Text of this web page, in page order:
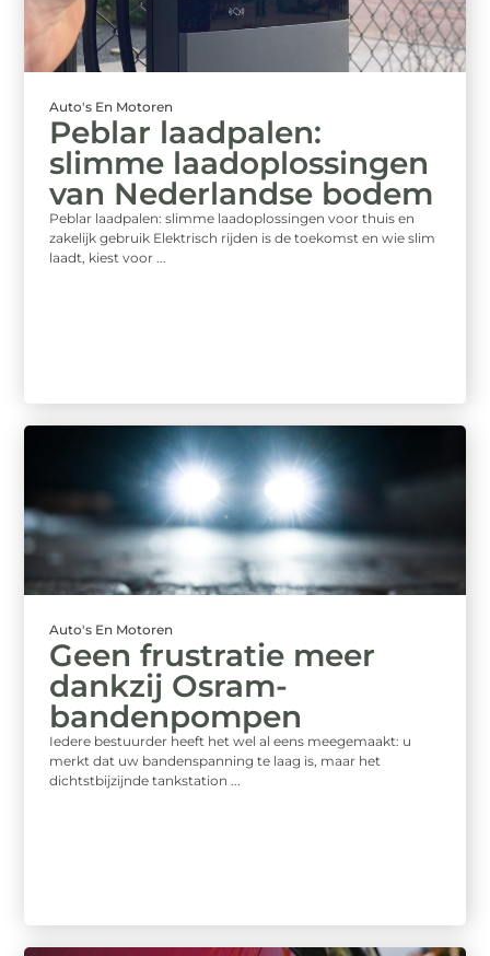
Auto's En Motoren
Peblar laadpalen:
slimme laadoplossingen
van Nederlandse bodem
Peblar laadpalen: slimme laadoplossingen voor thuis en
zakelijk gebruik Elektrisch rijden is de toekomst en wie slim
laadt, kiest voor ...
Auto's En Motoren
Geen frustratie meer
dankzij Osram-
bandenpompen
Iedere bestuurder heeft het wel al eens meegemaakt: u
merkt dat uw bandenspanning te laag is, maar het
dichtstbijzijnde tankstation ...